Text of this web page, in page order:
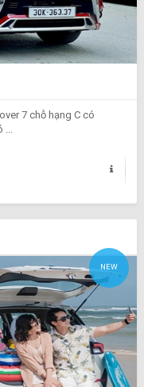
7 chỗ hạng C có
NEW